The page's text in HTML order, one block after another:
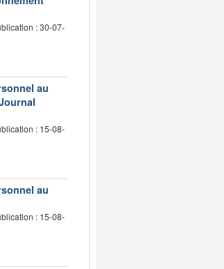
: 30-07-
au
: 15-08-
au
: 15-08-